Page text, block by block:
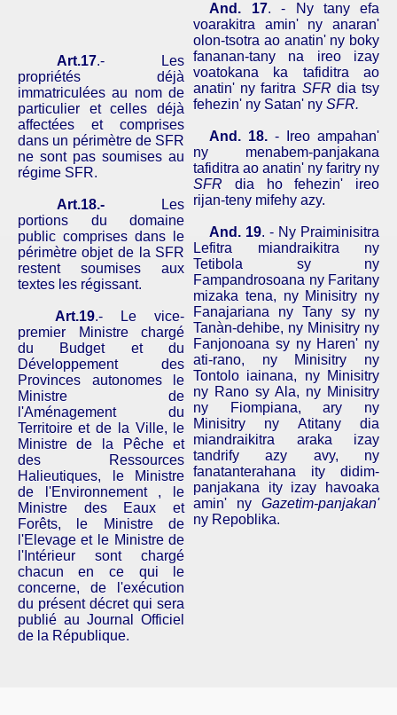
Art.17.- Les
propriétés déjà
immatriculées au nom de
particulier et celles déjà
affectées et comprises
dans un périmètre de SFR
ne sont pas soumises au
régime SFR.
Art.18.-Les
portions du domaine
public comprises dans le
périmètre objet de la SFR
restent soumises aux
textes les régissant.
Art.19.- Le vice-
premier Ministre chargé
du Budget et du
Développement des
Provinces autonomes le
Ministre de
l'Aménagement du
Territoire et de la Ville, le
Ministre de la Pêche et
des Ressources
Halieutiques, le Ministre
de
l'Environnement , le
Ministre des Eaux et
Forêts, le Ministre de
l'Elevage et le Ministre de
l'Intérieur sont chargé
chacun en ce qui le
concerne, de l'exécution
du présent décret qui sera
publié au Journal Officiel
de la République.
And. 17. - Ny tany
efa
voarakitra
amin' ny anaran'
olon-tsotra ao anatin' ny boky
fananan-tany
na ireo
izay
voatokana ka tafiditra
ao
anatin' ny faritra SFRdia tsy
fehezin' nySatan' ny SFR.
And. 18. - Ireo ampahan'
ny
menabem-panjakana
tafiditra ao anatin' ny faritry ny
SFR dia hofehezin' ireo
rijan-teny mifehy azy.
And. 19. - Ny Praiminisitra
Lefitra
miandraikitra
ny
Tetibola
sy
ny
Fampandrosoana ny Faritany
mizaka tena, ny Minisitry ny
Fanajariana
ny Tany sy
ny
Tanàn-dehibe, ny Minisitry ny
Fanjonoana sy ny Haren' ny
ati-rano, ny Minisitry
ny
Tontolo iainana, ny
Minisitry
ny Rano syAla, ny Minisitry
ny
Fiompiana,ary
ny
Minisitry
ny Atitany
dia
miandraikitra
araka
izay
tandrify
azy avy, ny
fanatanterahana
ity
didim-
panjakana
ity izay
havoaka
amin' ny Gazetim-panjakan'
ny Repoblika.